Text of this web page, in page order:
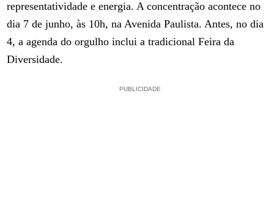
representatividade e energia. A concentração acontece no
dia 7 de junho, às 10h, na Avenida Paulista. Antes, no dia
4, a agenda do orgulho inclui a tradicional Feira da
Diversidade.
PUBLICIDADE